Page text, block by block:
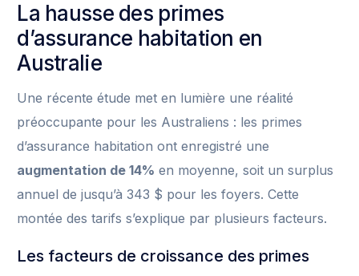
La hausse des primes
d’assurance habitation en
Australie
Une récente étude met en lumière une réalité
préoccupante pour les Australiens : les primes
d’assurance habitation ont enregistré une
augmentation de 14% en moyenne, soit un surplus
annuel de jusqu’à 343 $ pour les foyers. Cette
montée des tarifs s’explique par plusieurs facteurs.
Les facteurs de croissance des primes